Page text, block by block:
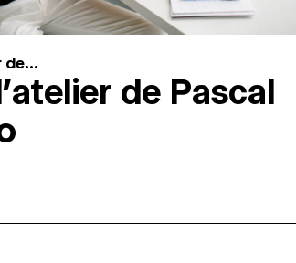
de...
de Pascal